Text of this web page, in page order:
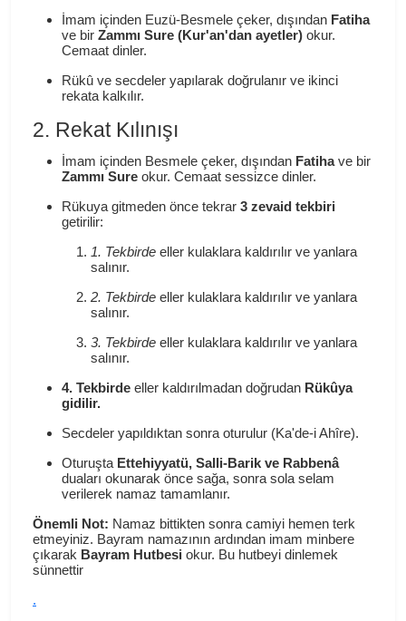
İmam içinden Euzü-Besmele çeker, dışından Fatiha
ve bir Zammı Sure (Kur'an'dan ayetler) okur.
Cemaat dinler.
Rükû ve secdeler yapılarak doğrulanır ve ikinci
rekata kalkılır.
2. Rekat Kılınışı
İmam içinden Besmele çeker, dışından Fatihave bir
Zammı Sure okur. Cemaat sessizce dinler.
Rükuya gitmeden önce tekrar 3 zevaid tekbiri
getirilir:
1. Tekbirde eller kulaklara kaldırılır ve yanlara
salınır.
2. Tekbirde eller kulaklara kaldırılır ve yanlara
salınır.
3. Tekbirde eller kulaklara kaldırılır ve yanlara
salınır.
4. Tekbirde eller kaldırılmadan doğrudan Rükûya
gidilir.
Secdeler yapıldıktan sonra oturulur (Ka'de-i Ahîre).
Oturuşta Ettehiyyatü, Salli-Barik ve Rabbenâ
duaları okunarak önce sağa, sonra sola selam
verilerek namaz tamamlanır.
Önemli Not: Namaz bittikten sonra camiyi hemen terk
etmeyiniz. Bayram namazının ardından imam minbere
çıkarak Bayram Hutbesi okur. Bu hutbeyi dinlemek
sünnettir
.